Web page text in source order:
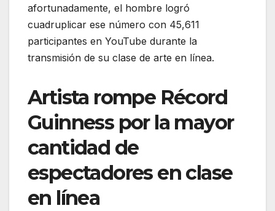
afortunadamente, el hombre logró
cuadruplicar ese número con 45,611
participantes en YouTube durante la
transmisión de su clase de arte en línea.
Artista rompe Récord
Guinness por la mayor
cantidad de
espectadores en clase
en línea